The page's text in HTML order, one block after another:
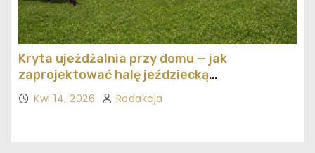
Kryta ujeżdżalnia przy domu — jak
zaprojektować halę jeździecką
ekonomicznie
Kwi 14, 2026 Redakcja